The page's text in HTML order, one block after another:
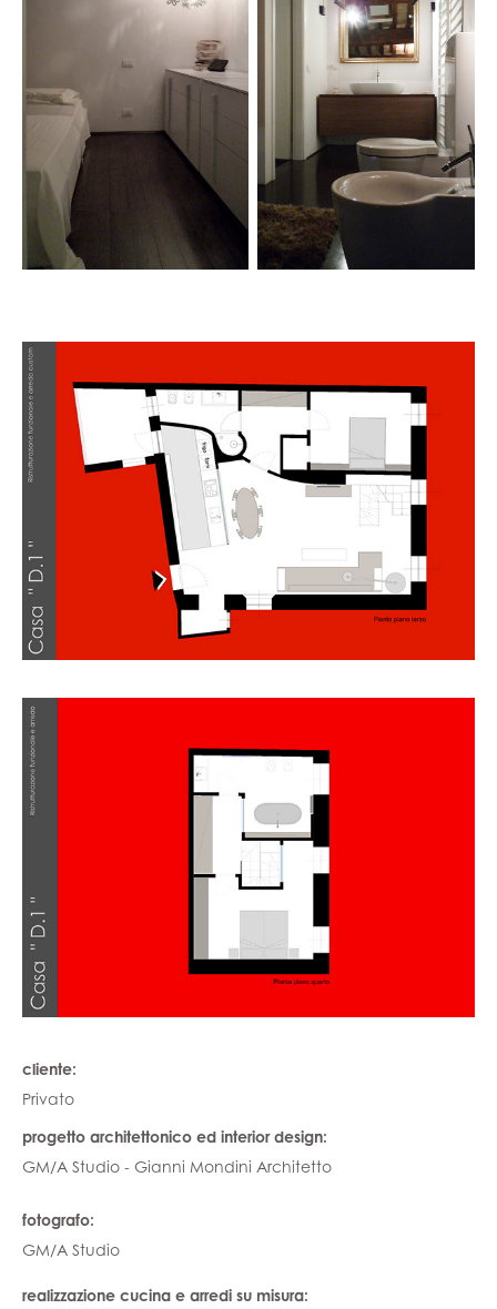
cliente:
Privato
progetto architettonico ed interior design:
GM/A Studio - Gianni Mondini Architetto
fotografo:
GM/A Studio
realizzazione cucina e arredi su misura: